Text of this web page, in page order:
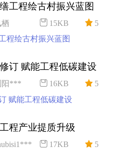
工程绘古村振兴蓝图
栖 15KB
5
程绘古村振兴蓝图
订 赋能工程低碳建设
阳*** 16KB
5
赋能工程低碳建设
程产业提质升级
17KB
5